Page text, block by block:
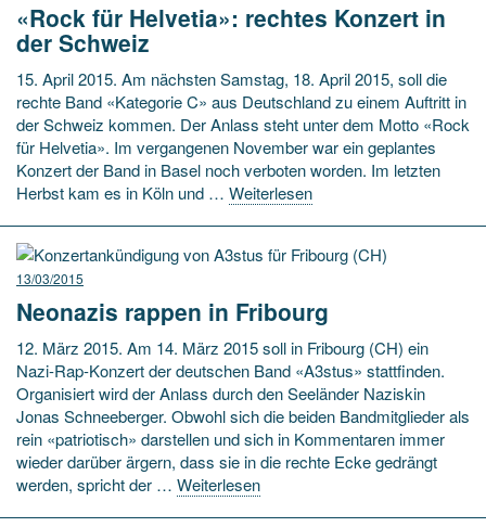
«Rock für Helvetia»: rechtes Konzert in
der Schweiz
15. April 2015. Am nächsten Samstag, 18. April 2015, soll die
rechte Band «Kategorie C» aus Deutschland zu einem Auftritt in
der Schweiz kommen. Der Anlass steht unter dem Motto «Rock
für Helvetia». Im vergangenen November war ein geplantes
Konzert der Band in Basel noch verboten worden. Im letzten
Herbst kam es in Köln und … Weiterlesen
13/03/2015
Neonazis rappen in Fribourg
12. März 2015. Am 14. März 2015 soll in Fribourg (CH) ein
Nazi-Rap-Konzert der deutschen Band «A3stus» stattfinden.
Organisiert wird der Anlass durch den Seeländer Naziskin
Jonas Schneeberger. Obwohl sich die beiden Bandmitglieder als
rein «patriotisch» darstellen und sich in Kommentaren immer
wieder darüber ärgern, dass sie in die rechte Ecke gedrängt
werden, spricht der … Weiterlesen